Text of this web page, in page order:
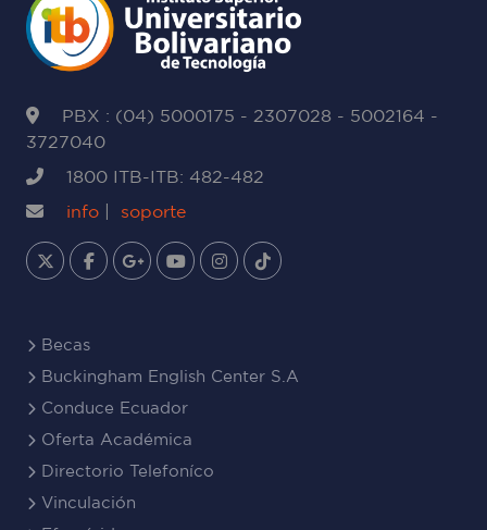
PBX : (04) 5000175 - 2307028 - 5002164 -
3727040
1800 ITB-ITB: 482-482
info
soporte
Becas
Buckingham English Center S.A
Conduce Ecuador
Oferta Académica
Directorio Telefoníco
Vinculación